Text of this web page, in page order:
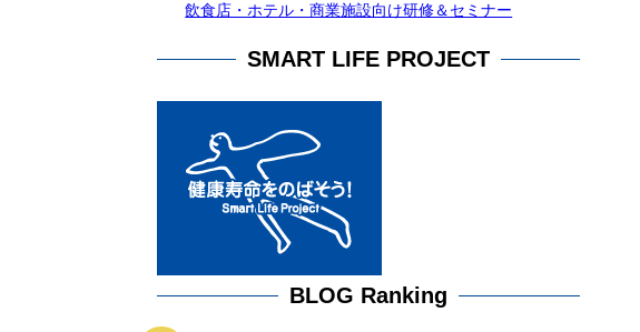
飲食店・ホテル・商業施設向け研修＆セミナー
SMART LIFE PROJECT
BLOG Ranking